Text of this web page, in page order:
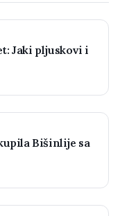
Jaki pljuskovi i
Bišinlije sa